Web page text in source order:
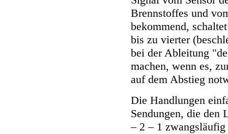
Brennstoffes und
bekommend,
bis zu vierter
bei der Ableitung
machen, wenn es,
auf dem Abstieg
Die Handlungen
Sendungen, die den
– 2 – 1